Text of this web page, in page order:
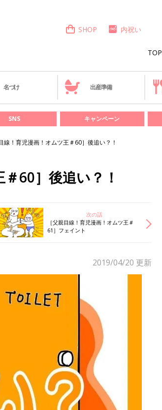
TOP
SHOP 内祝い
名づけ 出産準備
SNS キャンペーン
線！育児漫画！オムツ王＃60］後追い？！
60］後追い？！
次の話
［父親目線！育児漫画！オムツ王＃
61］フェイント
2019/04/20 更新